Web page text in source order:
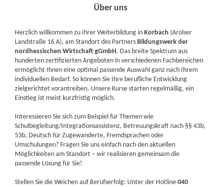
Über uns
Herzlich willkommen zu Ihrer Weiterbildung inKorbach (Arolser
Landstraße 16 A), am Standort des PartnersBildungswerk der
nordhessischen Wirtschaft gGmbH. Das breite Spektrum aus
hunderten zertifizierten Angeboten in verschiedenen Fachbereichen
ermöglicht Ihnen eine optimal passende Auswahl ganz nach Ihrem
individuellen Bedarf. So können Sie Ihre berufliche Entwicklung
zielgerichtet vorantreiben. Unsere Kurse starten regelmäßig, ein
Einstieg ist meist kurzfristig möglich.
Interessieren Sie sich zum Beispiel für Themen wie
Schulbegleitung/Integrationsassistenz, Betreuungskraft nach §§ 43b,
53b, Deutsch für Zugewanderte, Fremdsprachen oder
Umschulungen? Fragen Sie uns einfach nach den aktuellen
Möglichkeiten am Standort – wir realisieren gemeinsam die
passende Lösung für Sie!
Stellen Sie die Weichen auf Berufserfolg: Unter der Hotline040